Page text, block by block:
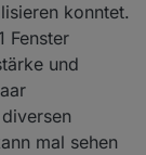
konntet.
Fenster
und
mal sehen